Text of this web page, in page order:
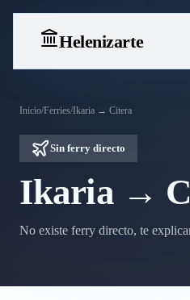
Helenizarte
Inicio/Ferries/Ikaria → Citera
Sin ferry directo
Ikaria →
No existe ferry directo, te